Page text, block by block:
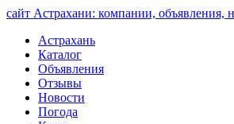
сайт Астрахани: компании, объявления,
Астрахань
Каталог
Объявления
Отзывы
Новости
Погода